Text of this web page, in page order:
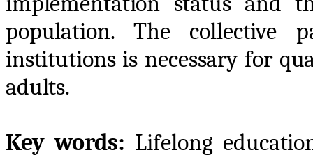
population. The collective
institutions is necessary for
adults.
Key words: Lifelong